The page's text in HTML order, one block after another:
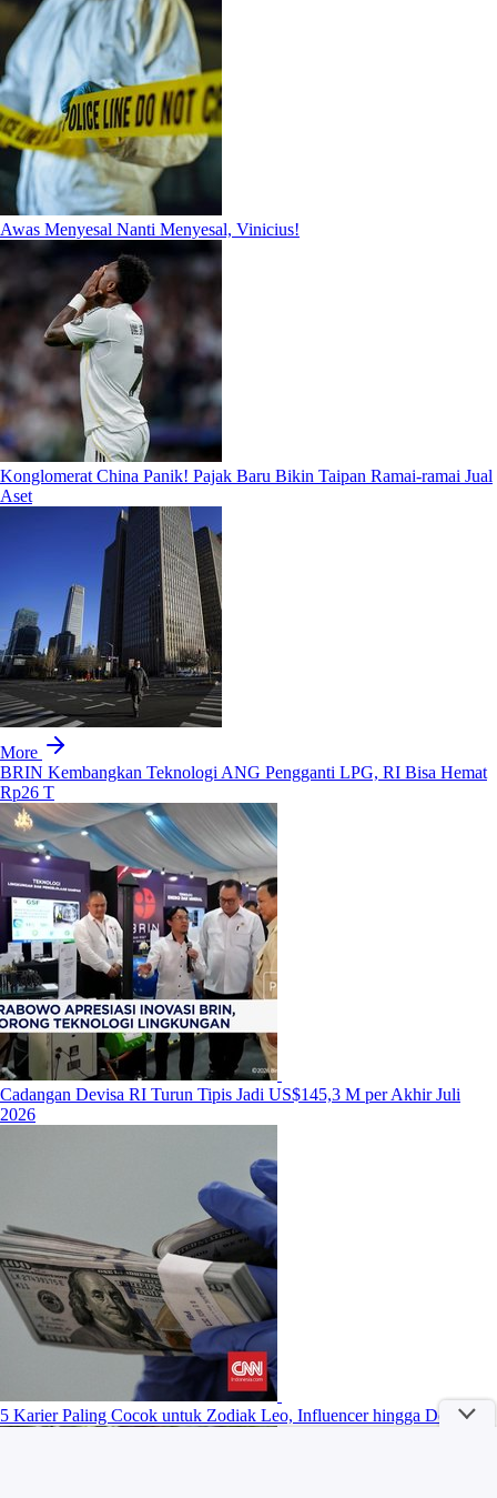
Awas Menyesal Nanti Menyesal, Vinicius!
Konglomerat China Panik! Pajak Baru Bikin Taipan Ramai-ramai Jual
Aset
More
BRIN Kembangkan Teknologi ANG Pengganti LPG, RI Bisa Hemat
Rp26 T
Cadangan Devisa RI Turun Tipis Jadi US$145,3 M per Akhir Juli
2026
5 Karier Paling Cocok untuk Zodiak Leo, Influencer hingga Dosen